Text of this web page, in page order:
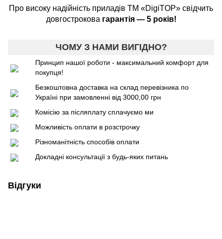
Про високу надійність приладів ТМ «DigiTOP» свідчить
довгострокова гарантія — 5 років!
ЧОМУ З НАМИ ВИГІДНО?
Принцип нашої роботи - максимальний комфорт для
покупця!
Безкоштовна доставка на склад перевізника по
Україні при замовленні від 3000,00 грн
Комісію за післяплату сплачуємо ми
Можливість оплати в розстрочку
Різноманітність способів оплати
Докладні консультації з будь-яких питань
Відгуки